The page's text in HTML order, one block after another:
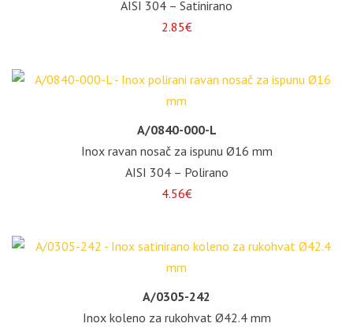
AISI 304 – Satinirano
2.85€
A/0840-000-L
Inox ravan nosač za ispunu Ø16 mm
AISI 304 – Polirano
4.56€
A/0305-242
Inox koleno za rukohvat Ø42.4 mm